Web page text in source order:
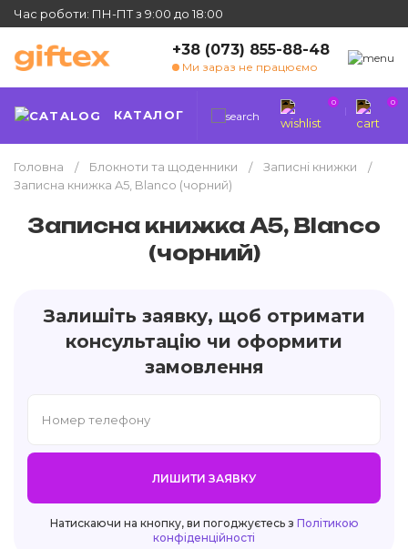
Час роботи: ПН-ПТ з 9:00 до 18:00
+38 (073) 855-88-48
Ми зараз не працюємо
КАТАЛОГ
0 0
Головна Блокноти та щоденники
Записні книжки
Записна книжка A5, Blanco (чорний)
Записна книжка A5, Blanco
(чорний)
Залишіть заявку, щоб отримати
консультацію чи оформити
замовлення
ЛИШИТИ ЗАЯВКУ
Натискаючи на кнопку, ви погоджуєтесь з Політикою
конфіденційності